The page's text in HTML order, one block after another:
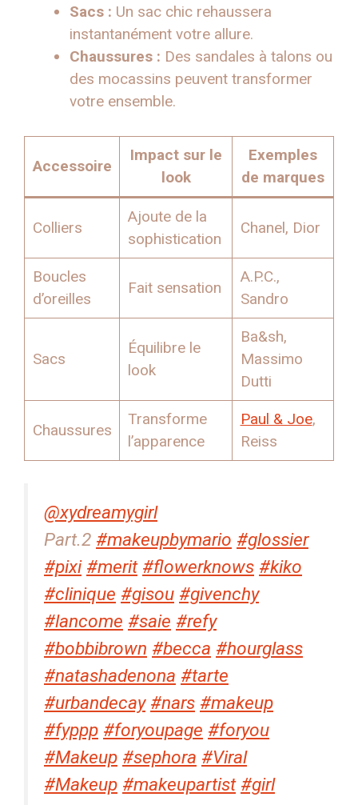
Sacs : Un sac chic rehaussera
instantanément votre allure.
Chaussures : Des sandales à talons ou
des mocassins peuvent transformer
votre ensemble.
Accessoire
Impact sur le
look
Exemples
de marques
Colliers
Ajoute de la
sophistication
Chanel, Dior
Boucles
d’oreilles
Fait sensation
A.P.C.,
Sandro
Sacs
Équilibre le
look
Ba&sh,
Massimo
Dutti
Chaussures
Transforme
l’apparence
Paul & Joe,
Reiss
@xydreamygirl
Part.2 #makeupbymario #glossier
#pixi #merit #flowerknows #kiko
#clinique #gisou #givenchy
#lancome #saie #refy
#bobbibrown #becca #hourglass
#natashadenona #tarte
#urbandecay #nars #makeup
#fyppp #foryoupage #foryou
#Makeup #sephora #Viral
#Makeup #makeupartist #girl